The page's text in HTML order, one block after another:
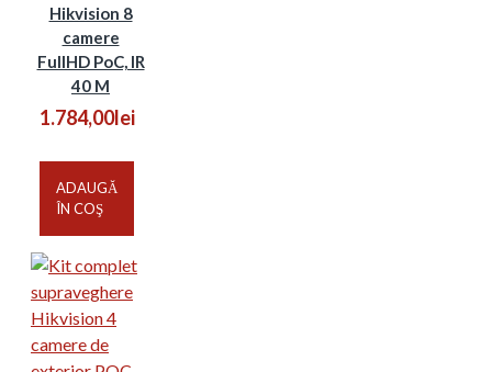
Hikvision 8
camere
FullHD PoC, IR
40 M
1.784,00lei
ADAUGĂ
ÎN COŞ